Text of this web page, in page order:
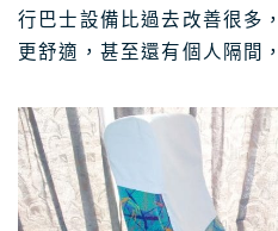
行巴士設備比過去改善很多
更舒適，甚至還有個人隔間